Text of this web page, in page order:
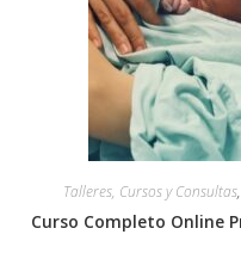
Talleres, Cursos y Consultas,
Curso Completo Online